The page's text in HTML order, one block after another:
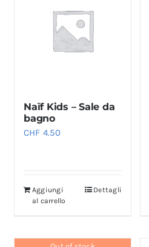
Naïf Kids – Sale da
bagno
CHF 4.50
Aggiungi
al carrello
Dettagli